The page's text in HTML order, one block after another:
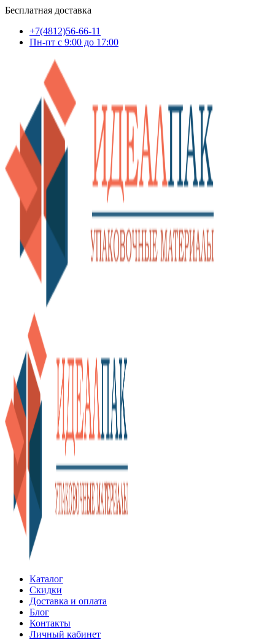
Бесплатная доставка
+7(4812)56-66-11
Пн-пт c 9:00 до 17:00
Каталог
Скидки
Доставка и оплата
Блог
Контакты
Личный кабинет